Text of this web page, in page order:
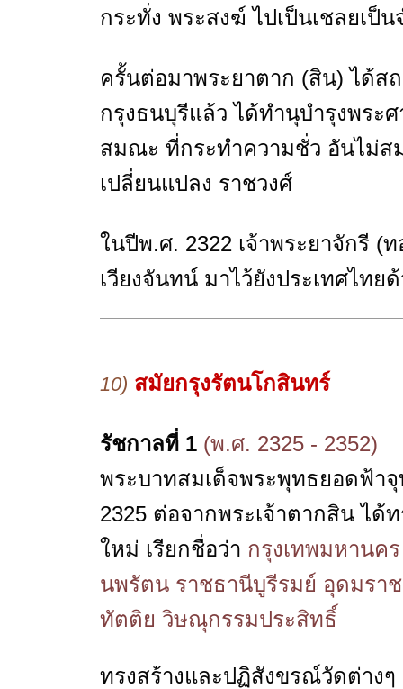
กระทั่ง พระสงฆ์ ไปเป็นเชลยเป็
ครั้นต่อมาพระยาตาก (สิน) ได้ส
กรุงธนบุรีแล้ว ได้ทำนุบำรุงพระ
สมณะ ที่กระทำความชั่ว อันไม่ส
เปลี่ยนแปลง ราชวงศ์
ในปีพ.ศ. 2322 เจ้าพระยาจักรี
เวียงจันทน์ มาไว้ยังประเทศไทย
10) สมัยกรุงรัตนโกสินทร์
รัชกาลที่ 1 (พ.ศ. 2325 - 2352)
พระบาทสมเด็จพระพุทธยอดฟ้า
2325 ต่อจากพระเจ้าตากสิน ได้
ใหม่ เรียกชื่อว่า กรุงเทพมหานค
นพรัตน ราชธานีบูรีรมย์ อุดมรา
ทัตติย วิษณุกรรมประสิทธิ์
ทรงสร้างและปฏิสังขรณ์วัดต่าง